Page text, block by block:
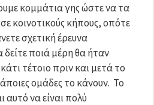
κομμάτια γης ώστε να τα
κοινοτικούς κήπους, οπότε
σχετική έρευνα
δείτε ποιά μέρη θα ήταν
τέτοιο πριν και μετά το
ομάδες το κάνουν. Το
αυτό να είναι πολύ